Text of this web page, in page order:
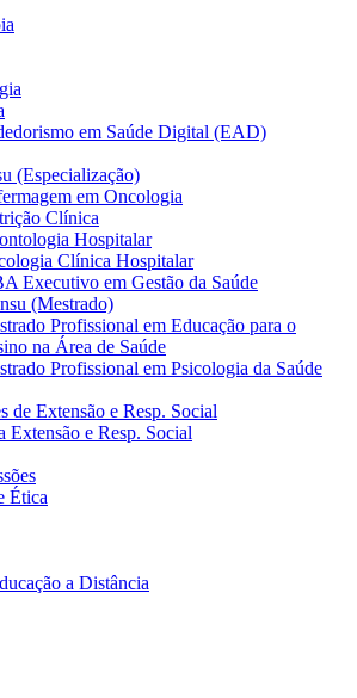
em Saúde Digital (EAD)
(Especialização)
em Oncologia
Clínica
Hospitalar
Clínica Hospitalar
Executivo em Gestão da Saúde
(Mestrado)
Profissional em Educação para o
na Área de Saúde
Profissional em Psicologia da Saúde
de Extensão e Resp. Social
Extensão e Resp. Social
Ética
a Distância